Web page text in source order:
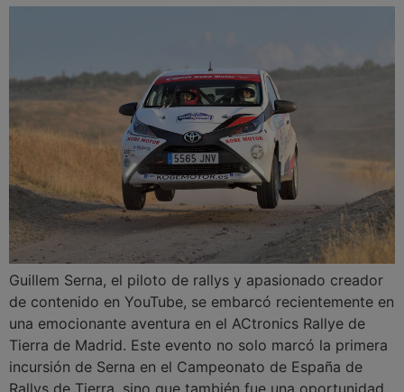
Guillem Serna, el piloto de rallys y apasionado creador
de contenido en YouTube, se embarcó recientemente en
una emocionante aventura en el ACtronics Rallye de
Tierra de Madrid. Este evento no solo marcó la primera
incursión de Serna en el Campeonato de España de